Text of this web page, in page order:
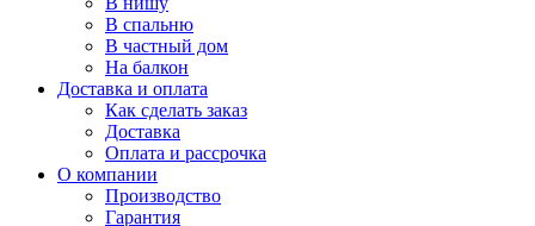
В спальню
В частный дом
На балкон
Доставка и оплата
Как сделать заказ
Доставка
Оплата и рассрочка
О компании
Производство
Гарантия